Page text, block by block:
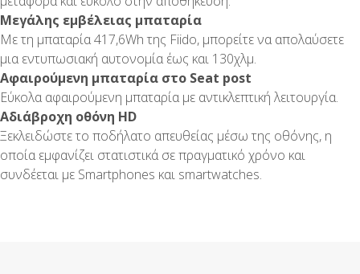
Μεγάλης εμβέλειας μπαταρία
Με τη μπαταρία 417,6Wh της Fiido, μπορείτε να απολαύσετε
μια εντυπωσιακή αυτονομία έως και 130χλμ.
Αφαιρούμενη μπαταρία στο Seat post
Εύκολα αφαιρούμενη μπαταρία με αντικλεπτική λειτουργία.
Αδιάβροχη οθόνη HD
Ξεκλειδώστε το ποδήλατο απευθείας μέσω της οθόνης, η
οποία εμφανίζει στατιστικά σε πραγματικό χρόνο και
συνδέεται με Smartphones και smartwatches.